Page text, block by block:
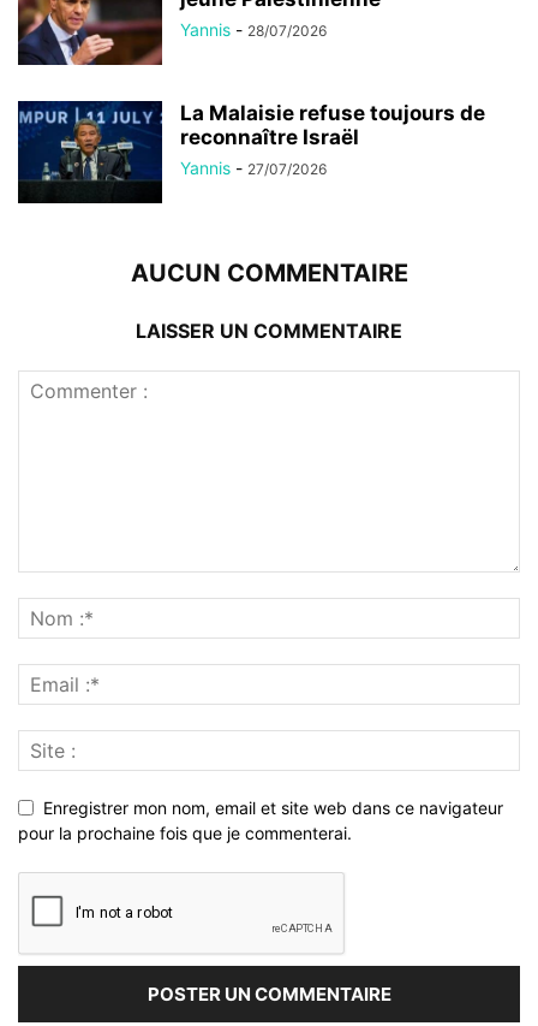
Yannis - 28/07/2026
La Malaisie refuse toujours de
reconnaître Israël
Yannis - 27/07/2026
AUCUN COMMENTAIRE
LAISSER UN COMMENTAIRE
Enregistrer mon nom, email et site web dans ce navigateur
pour la prochaine fois que je commenterai.